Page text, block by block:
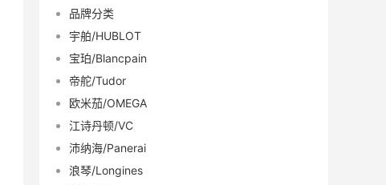
品牌分类
宇舶/HUBLOT
宝珀/Blancpain
帝舵/Tudor
欧米茄/OMEGA
江诗丹顿/VC
沛纳海/Panerai
浪琴/Longines